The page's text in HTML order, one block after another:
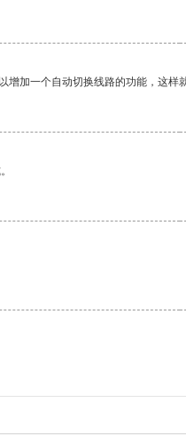
加一个自动切换线路的功能，这样